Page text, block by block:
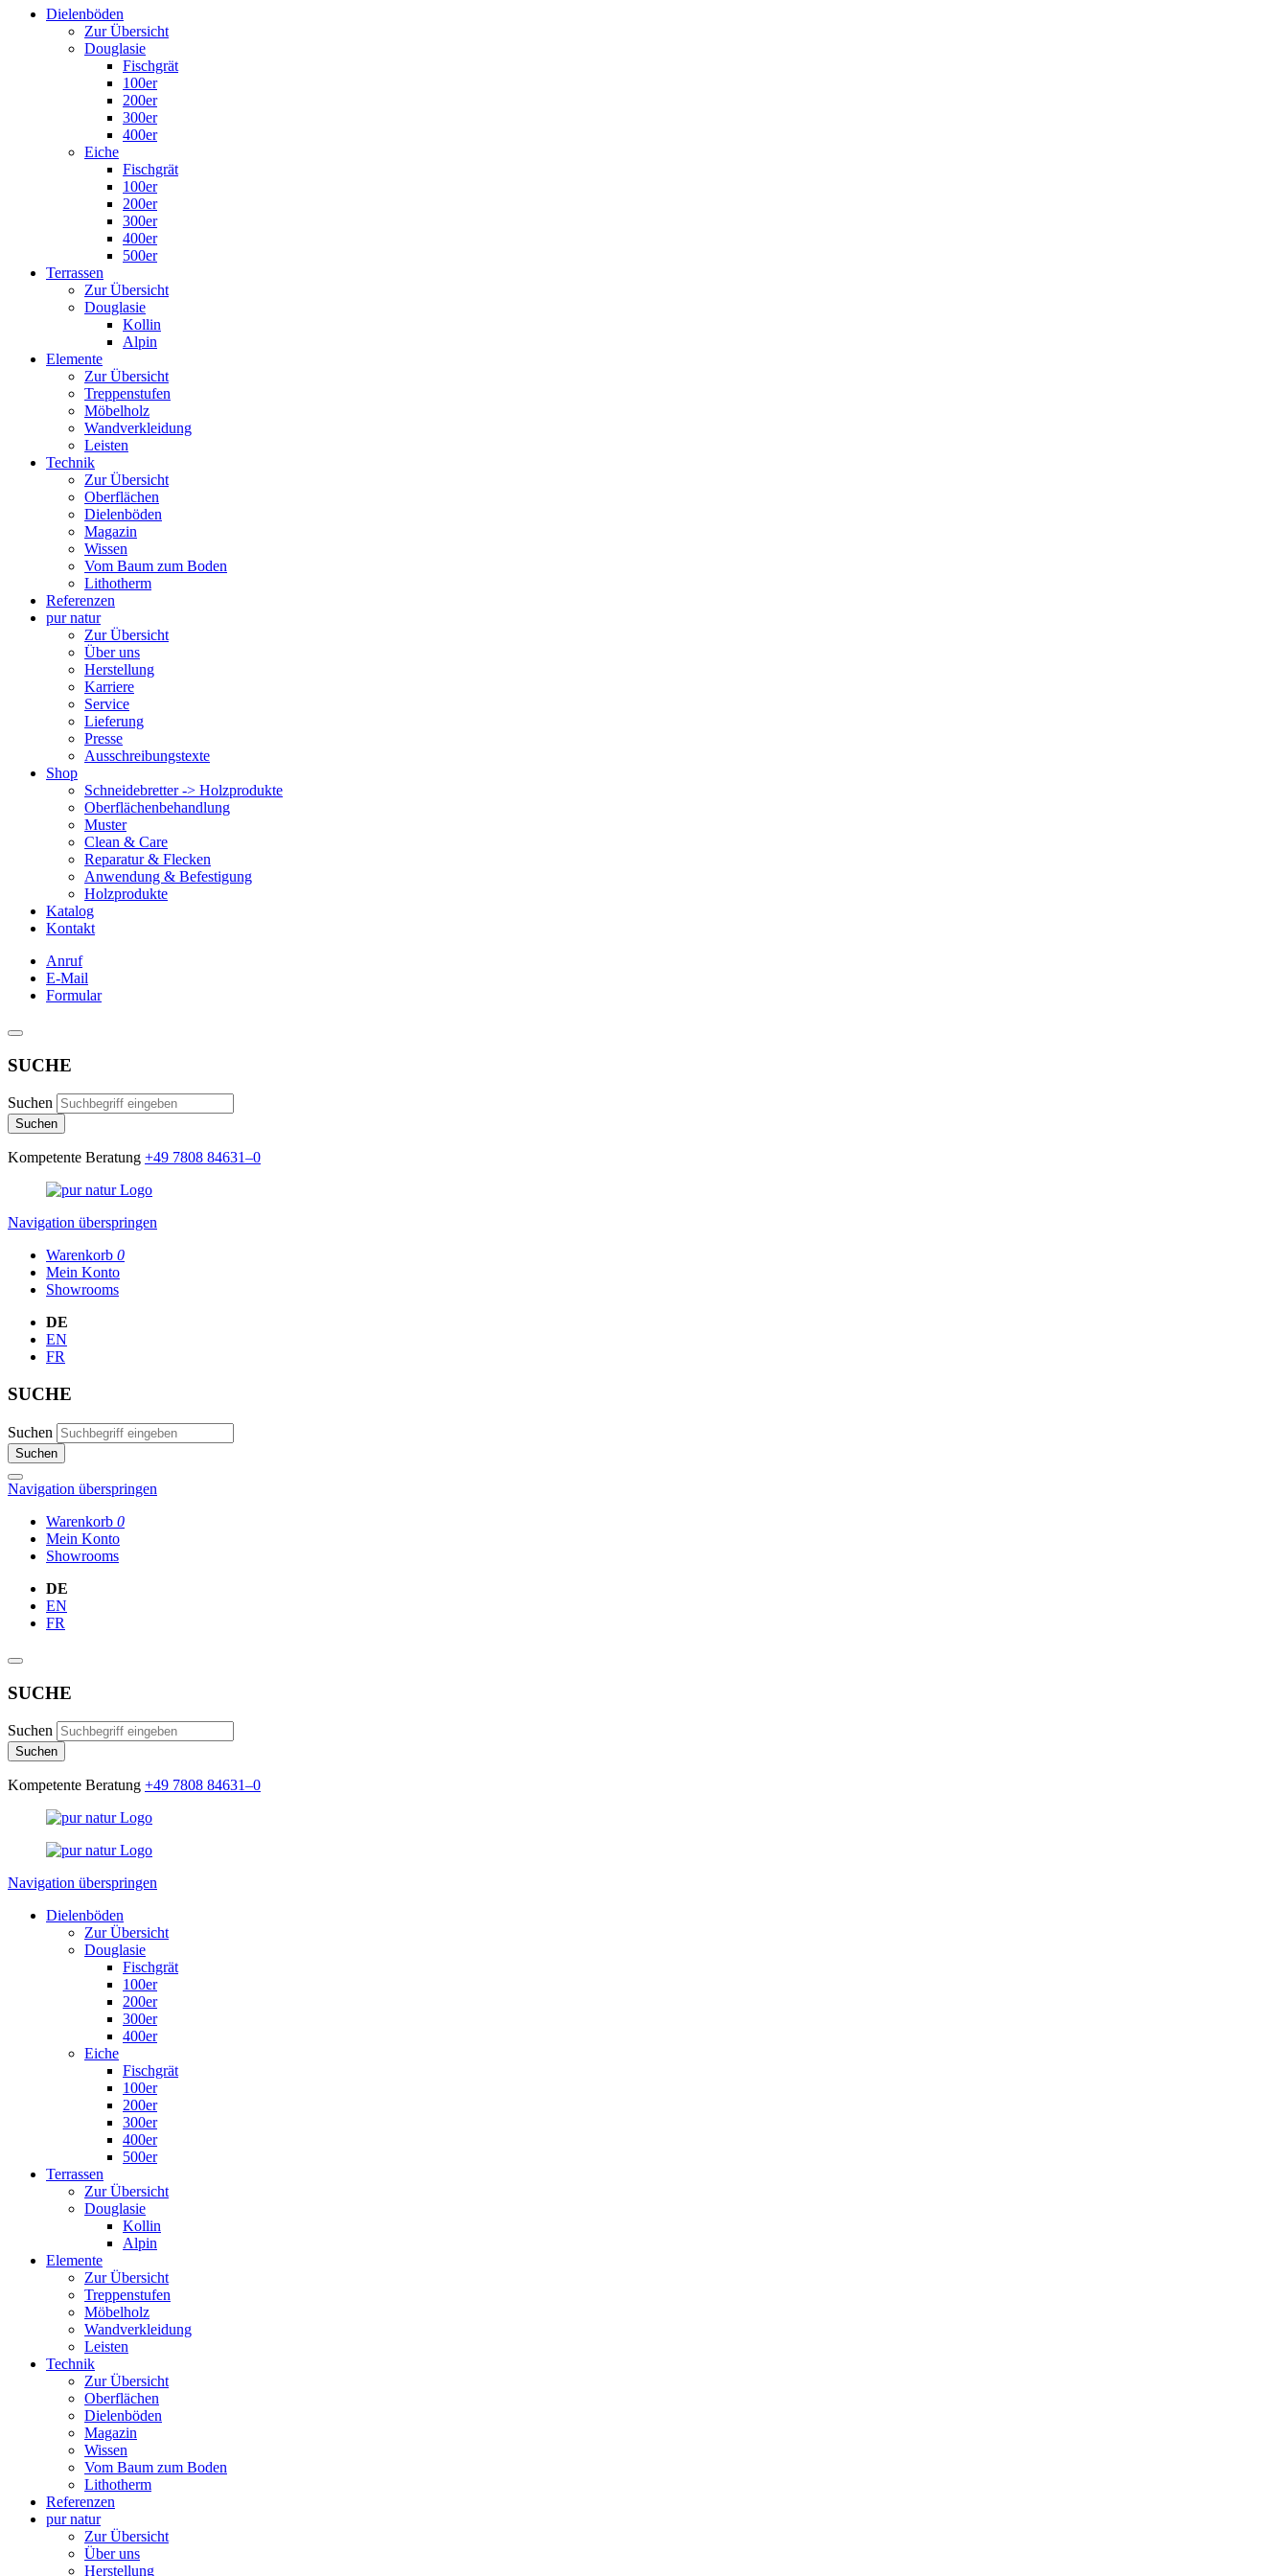
Dielenböden
Zur Übersicht
Douglasie
Fischgrät
100er
200er
300er
400er
Eiche
Fischgrät
100er
200er
300er
400er
500er
Terrassen
Zur Übersicht
Douglasie
Kollin
Alpin
Elemente
Zur Übersicht
Treppenstufen
Möbelholz
Wandverkleidung
Leisten
Technik
Zur Übersicht
Oberflächen
Dielenböden
Magazin
Wissen
Vom Baum zum Boden
Lithotherm
Referenzen
pur natur
Zur Übersicht
Über uns
Herstellung
Karriere
Service
Lieferung
Presse
Ausschreibungstexte
Shop
Schneidebretter -> Holzprodukte
Oberflächenbehandlung
Muster
Clean & Care
Reparatur & Flecken
Anwendung & Befestigung
Holzprodukte
Katalog
Kontakt
Anruf
E-Mail
Formular
SUCHE
Suchen
Suchen
Kompetente Beratung +49 7808 84631–0
Navigation überspringen
Warenkorb 0
Mein Konto
Showrooms
DE
EN
FR
SUCHE
Suchen
Suchen
Navigation überspringen
Warenkorb 0
Mein Konto
Showrooms
DE
EN
FR
SUCHE
Suchen
Suchen
Kompetente Beratung +49 7808 84631–0
Navigation überspringen
Dielenböden
Zur Übersicht
Douglasie
Fischgrät
100er
200er
300er
400er
Eiche
Fischgrät
100er
200er
300er
400er
500er
Terrassen
Zur Übersicht
Douglasie
Kollin
Alpin
Elemente
Zur Übersicht
Treppenstufen
Möbelholz
Wandverkleidung
Leisten
Technik
Zur Übersicht
Oberflächen
Dielenböden
Magazin
Wissen
Vom Baum zum Boden
Lithotherm
Referenzen
pur natur
Zur Übersicht
Über uns
Herstellung